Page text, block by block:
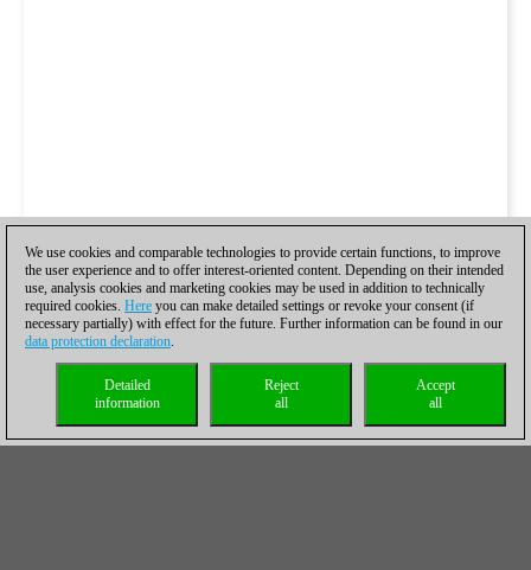
We use cookies and comparable technologies to provide certain functions, to improve
the user experience and to offer interest-oriented content. Depending on their intended
use, analysis cookies and marketing cookies may be used in addition to technically
required cookies. Here you can make detailed settings or revoke your consent (if
necessary partially) with effect for the future. Further information can be found in our
data protection declaration.
Accept
all
Reject
all
Detailed
information